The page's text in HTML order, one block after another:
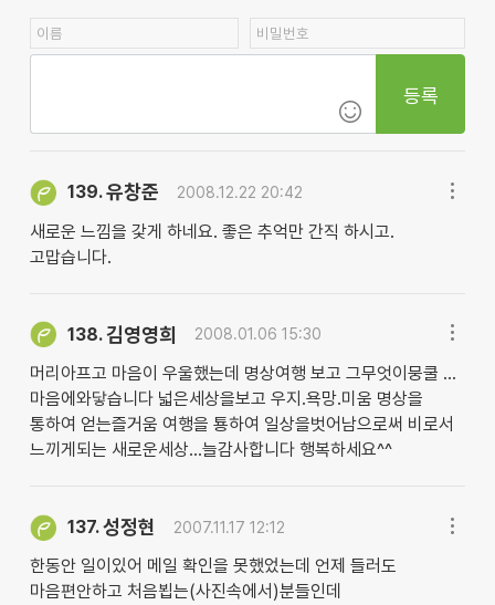
등록
139.유창준 2008.12.22 20:42
새로운 느낌을 갗게 하네요. 좋은 추억만 간직 하시고.
고맙습니다.
138.김영영희 2008.01.06 15:30
머리아프고 마음이 우울했는데 명상여행 보고 그무엇이뭉쿨 ...
마음에와닿습니다 넓은세상을보고 우지.욕망.미움 명상을
통하여 얻는즐거움 여행을 툥하여 일상을벗어남으로써 비로서
느끼게되는 새로운세상...늘감사합니다 행복하세요^^
137.성정현 2007.11.17 12:12
한동안 일이있어 메일 확인을 못했었는데 언제 들러도
마음편안하고 처음뵙는(사진속에서)분들인데